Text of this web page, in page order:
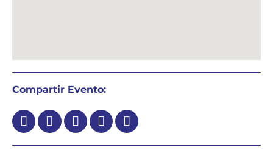
Compartir Evento: